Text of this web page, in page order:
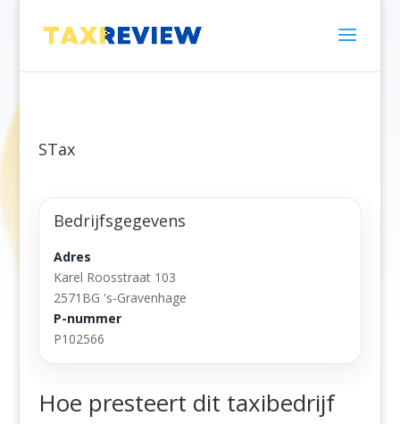
STax
Bedrijfsgegevens
Adres
Karel Roosstraat 103
2571BG 's-Gravenhage
P-nummer
P102566
Hoe presteert dit taxibedrijf